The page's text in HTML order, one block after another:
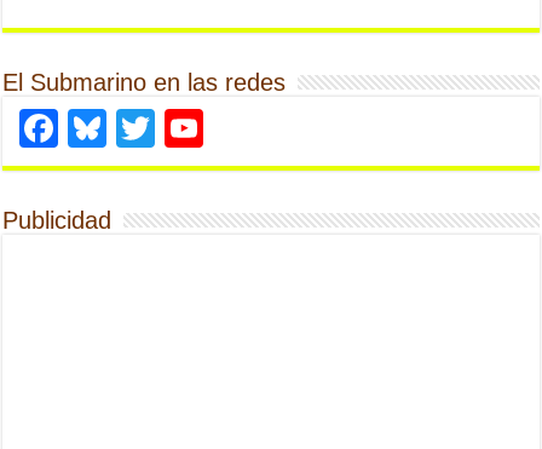
El Submarino en las redes
Facebook
Bluesky
Twitter
Publicidad